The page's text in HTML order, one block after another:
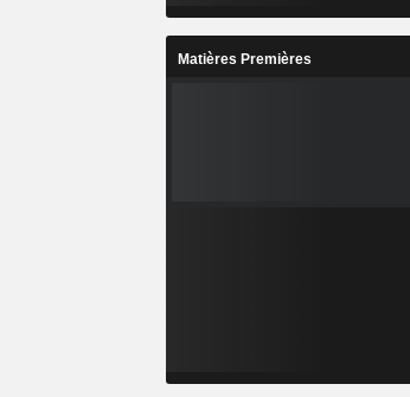
Matières Premières